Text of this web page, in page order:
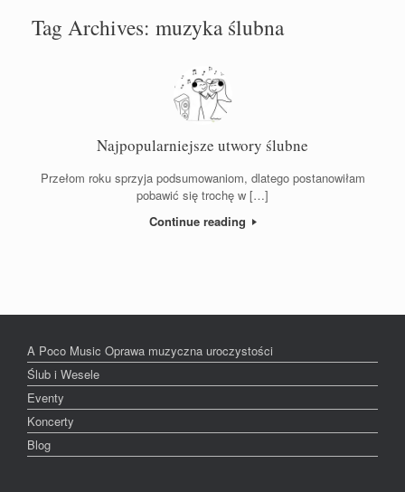
Tag Archives: muzyka ślubna
Najpopularniejsze utwory ślubne
Przełom roku sprzyja podsumowaniom, dlatego postanowiłam
pobawić się trochę w […]
Continue reading
A Poco Music Oprawa muzyczna uroczystości
Ślub i Wesele
Eventy
Koncerty
Blog